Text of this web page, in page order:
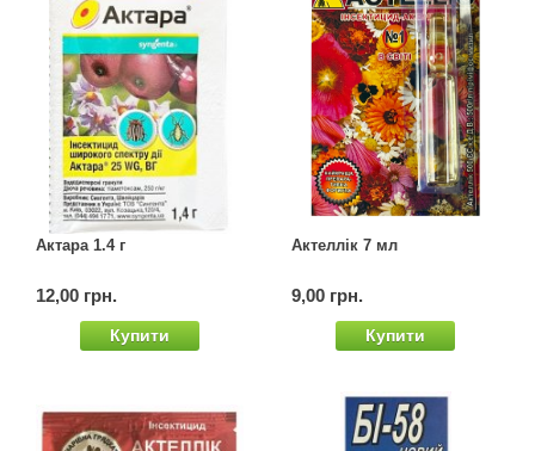
Актара 1.4 г
12,00 грн.
Купити
Актеллік 7 мл
9,00 грн.
Купити